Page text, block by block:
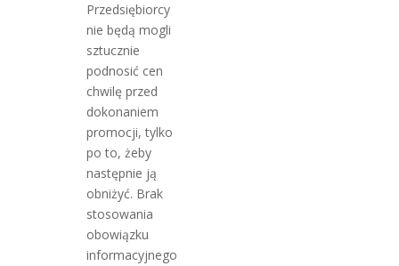
Przedsiębiorcy
nie będą mogli
sztucznie
podnosić cen
chwilę przed
dokonaniem
promocji, tylko
po to, żeby
następnie ją
obniżyć. Brak
stosowania
obowiązku
informacyjnego